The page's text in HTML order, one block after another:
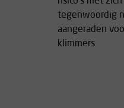
tegenwoordig
aangeraden
klimmers